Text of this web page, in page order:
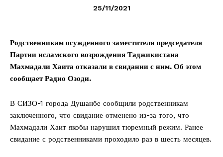
25/11/2021
Родственникам осужденного заместителя председателя
Партии исламского возрождения Таджикистана
Махмадали Хаита отказали в свидании с ним. Об этом
сообщает Радио Озоди.
В СИЗО-1 города Душанбе сообщили родственникам
заключенного, что свидание отменено из-за того, что
Махмадали Хаит якобы нарушил тюремный режим. Ранее
свидание с родственниками проходило раз в шесть месяцев.